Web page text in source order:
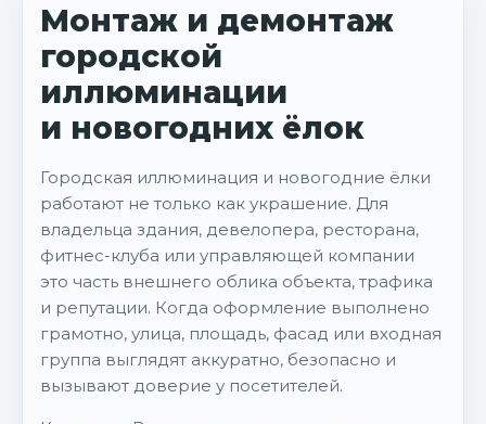
Монтаж и демонтаж
городской
иллюминации
и новогодних ёлок
Городская иллюминация и новогодние ёлки
работают не только как украшение. Для
владельца здания, девелопера, ресторана,
фитнес-клуба или управляющей компании
это часть внешнего облика объекта, трафика
и репутации. Когда оформление выполнено
грамотно, улица, площадь, фасад или входная
группа выглядят аккуратно, безопасно и
вызывают доверие у посетителей.